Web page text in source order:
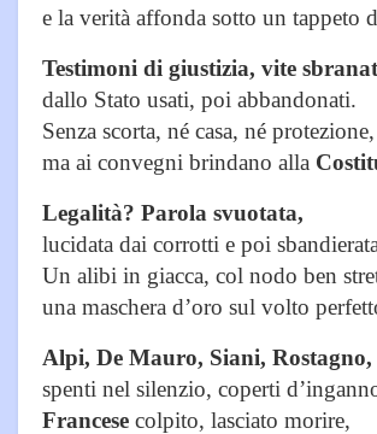
e la verità affonda sotto un tappeto
Testimoni di giustizia, vite
dallo Stato usati, poi abbandonati.
Senza scorta, né casa, né protezione,
ma ai convegni brindano alla
Legalità? Parola svuotata,
lucidata dai corrotti e poi
Un alibi in giacca, col nodo ben
una maschera d’oro sul volto
Alpi, De Mauro, Siani, Rostagno,
spenti nel silenzio, coperti
Francese colpito, lasciato morire,